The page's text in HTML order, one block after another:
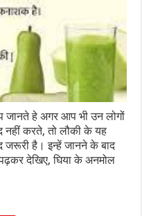
जानते हे अगर आप भी उन लोगों
नहीं करते, तो लौकी के यह
जरूरी है। इन्हें जानने के बाद
देखिए, घिया के अनमोल